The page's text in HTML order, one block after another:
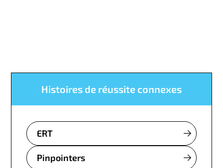
Histoires de réussite connexes
ERT
Pinpointers